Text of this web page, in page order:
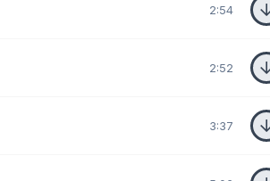
2:54
2:52
3:37